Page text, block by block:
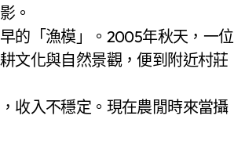
。
的「漁模」。2005年秋天，一位
文化與自然景觀，便到附近村莊
收入不穩定。現在農閒時來當攝